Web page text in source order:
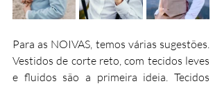
Para as NOIVAS, temos várias sugestões.
Vestidos de corte reto, com tecidos leves
e fluidos são a primeira ideia. Tecidos